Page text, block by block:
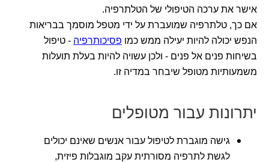
אישר את ערכה הטיפולי של הטלתרפיה.
אם כך, טלתרפיה שמועברת על ידי מטפל מוסמך בבריאות
הנפש יכולה להיות יעילה ממש כמו פסיכותרפיה - טיפול
בשיחות פנים אל פנים - ולכן עשויה להיות בעלת תועלות
משמעותיות מטופל שיבחר במדיה זו.
יתרונות עבור מטופלים
גישה מוגברת לטיפול עבור אנשים שאינם יכולים
לגשת לתרפיה מסורתית עקב מוגבלות פיזית,